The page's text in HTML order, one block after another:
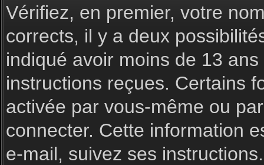
Vérifiez, en premier, votre
corrects, il y a deux
indiqué avoir moins de 13
instructions reçues. Certains
activée par vous-même ou
connecter. Cette information
e-mail, suivez ses